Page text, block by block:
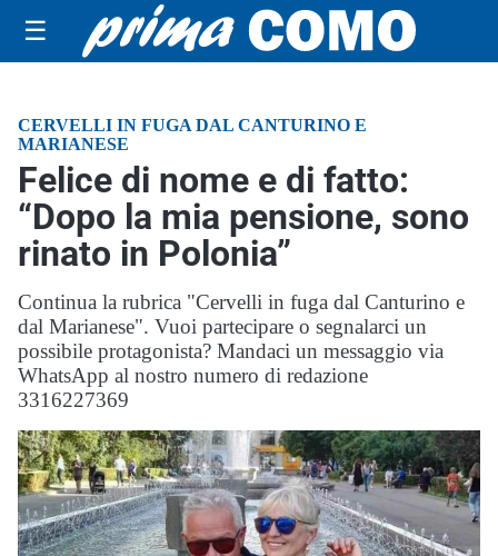
☰
CERVELLI IN FUGA DAL CANTURINO E
MARIANESE
Felice di nome e di fatto:
“Dopo la mia pensione, sono
rinato in Polonia”
Continua la rubrica "Cervelli in fuga dal Canturino e
dal Marianese". Vuoi partecipare o segnalarci un
possibile protagonista? Mandaci un messaggio via
WhatsApp al nostro numero di redazione
3316227369